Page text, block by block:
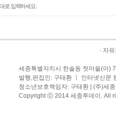
로 입력하세요.
· 자
세종특별자치시 한솔동 첫마을(아)
발행,편집인: 구태환 ㅣ 인터넷신
청소년보호책임자: 구태환 | (주)세
Copyright ⓒ 2014 세종투데이. All